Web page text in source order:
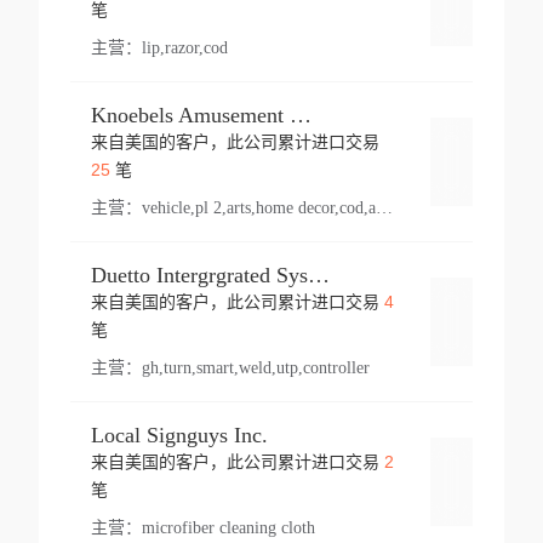
笔
主营： lip,razor,cod
Knoebels Amusement Resort
来自美国的客户，此公司累计进口交易
25笔
主营： vehicle,pl 2,arts,home decor,cod,amusement ride,sea
Duetto Intergrgrated Systems Inc.
来自美国的客户，此公司累计进口交易 4
笔
主营： gh,turn,smart,weld,utp,controller
Local Signguys Inc.
来自美国的客户，此公司累计进口交易 2
笔
主营： microfiber cleaning cloth